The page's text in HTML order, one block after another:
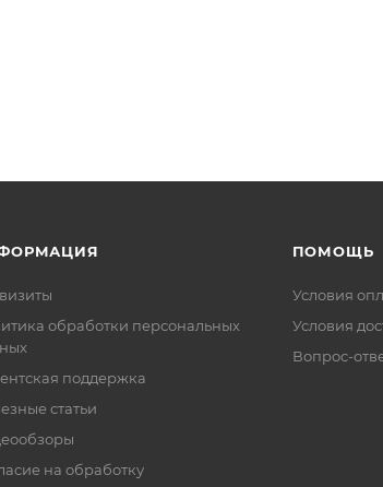
обработки персональных
поддержка
статьи
на обработку
ПОМОЩЬ
Условия
Условия
Вопрос-